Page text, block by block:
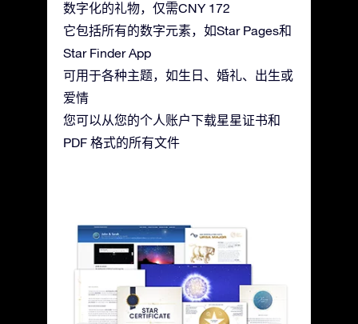
数字化的礼物，仅需CNY 172
它包括所有的数字元素，如Star Pages和
Star Finder App
可用于各种主题，如生日、婚礼、出生或
爱情
您可以从您的个人账户下载星星证书和
PDF 格式的所有文件